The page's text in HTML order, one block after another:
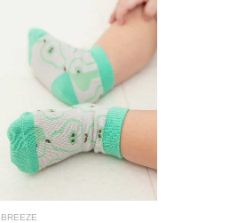
BREEZE